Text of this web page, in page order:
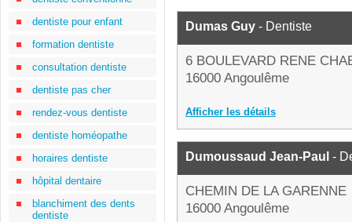
dentiste pour enfant
formation dentiste
consultation dentiste
dentiste pas cher
rendez-vous dentiste
dentiste homéopathe
horaires dentiste
hôpital dentaire
blanchiment des dents
dentiste
Dumas Guy - Dentiste
6 BOULEVARD RENE
16000 Angoulême
Afficher les détails
Dumoussaud Jean-Paul -
CHEMIN DE LA GARENNE
16000 Angoulême